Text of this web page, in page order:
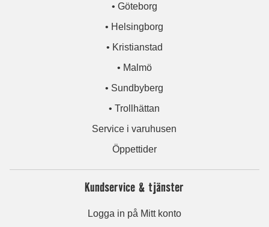
• Göteborg
• Helsingborg
• Kristianstad
• Malmö
• Sundbyberg
• Trollhättan
Service i varuhusen
Öppettider
Kundservice & tjänster
Logga in på Mitt konto